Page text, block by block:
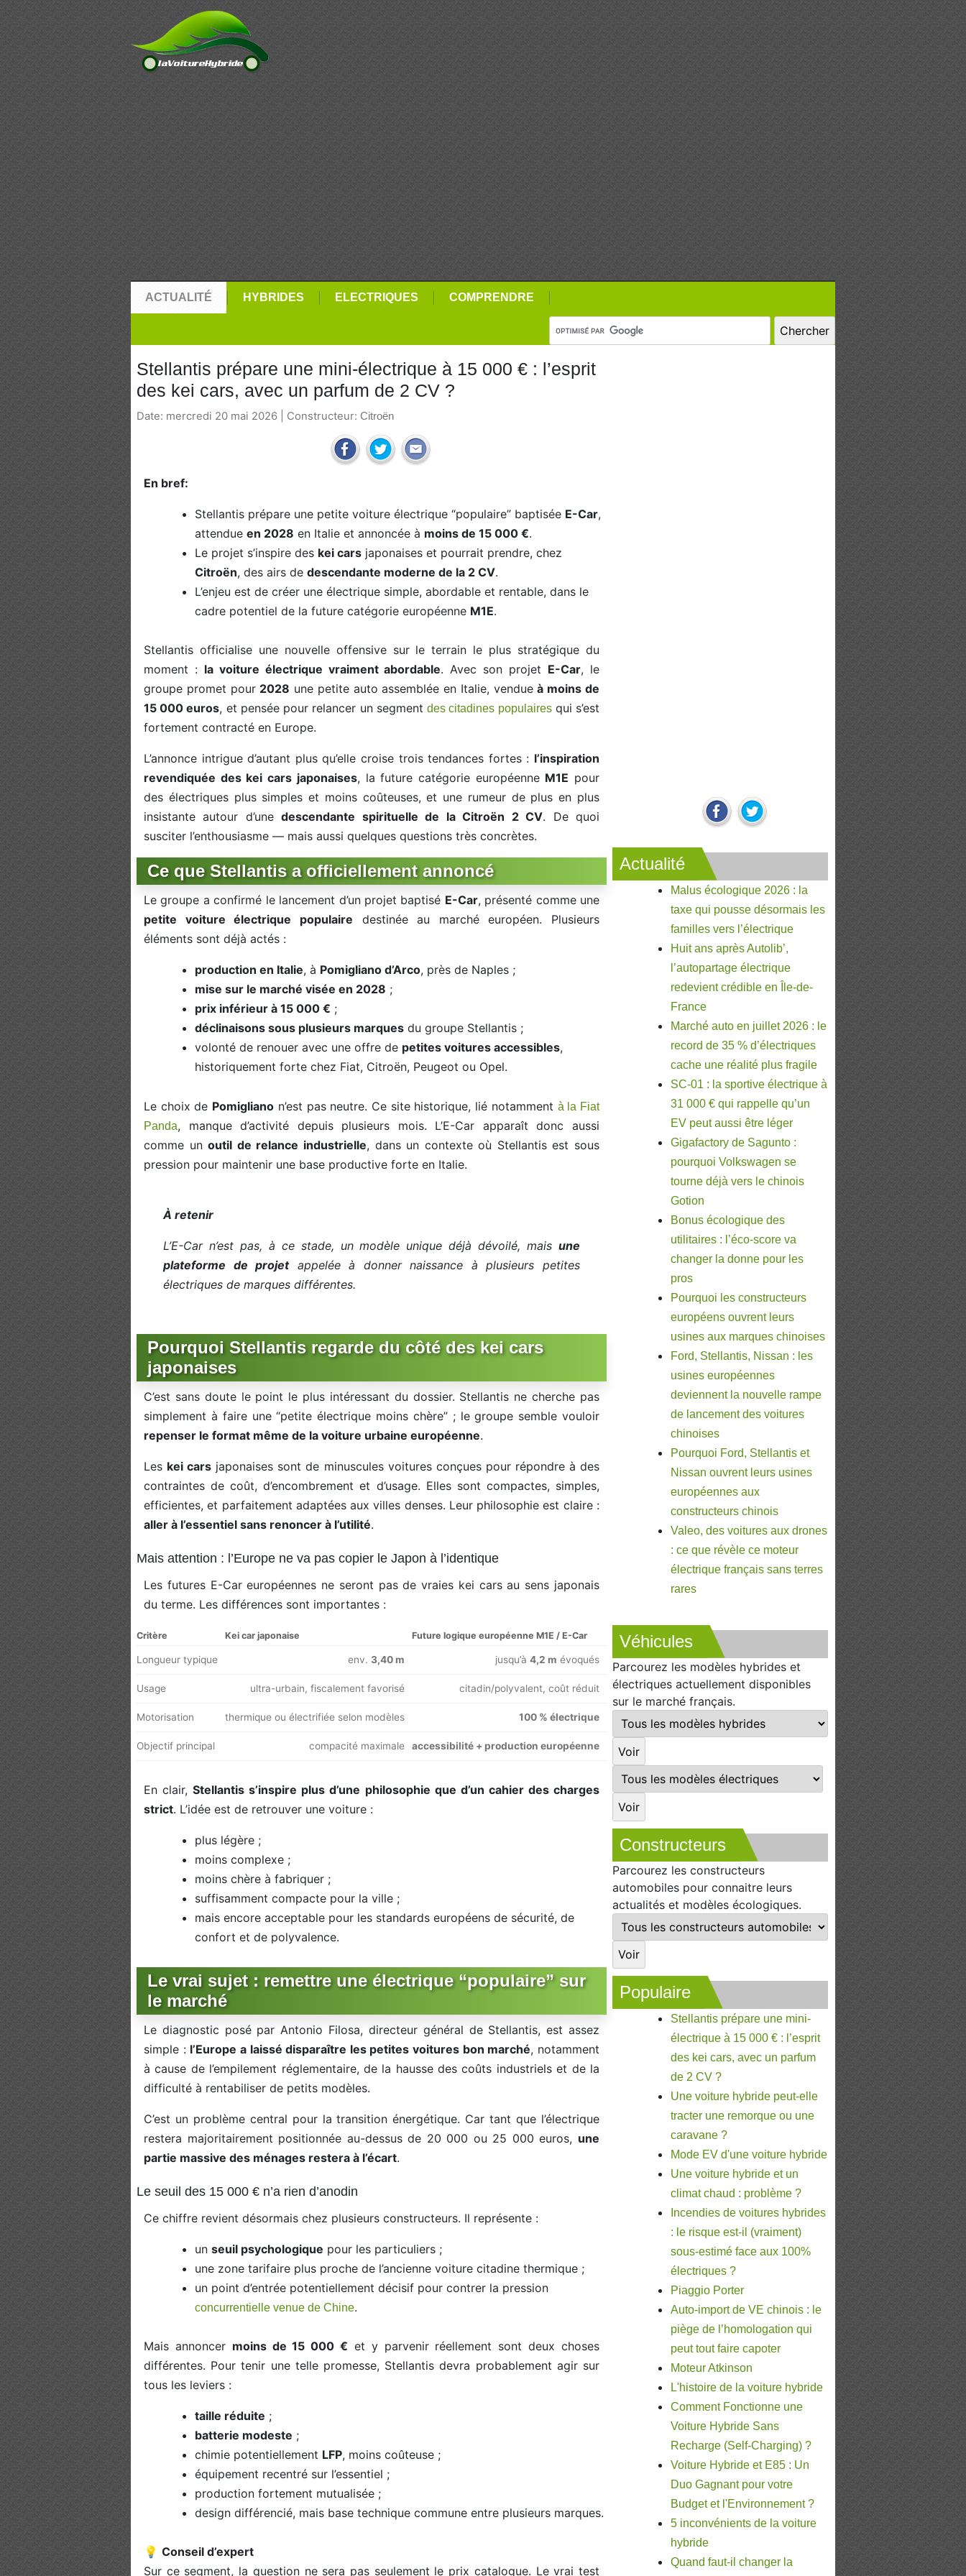
ACTUALITÉ HYBRIDES ELECTRIQUES COMPRENDRE
Stellantis prépare une mini-électrique à 15 000 € : l’esprit
des kei cars, avec un parfum de 2 CV ?
Date: mercredi 20 mai 2026 | Constructeur: Citroën
En bref:
Stellantis prépare une petite voiture électrique “populaire” baptisée E-Car,
attendueen 2028 en Italie et annoncée à moins de 15 000 €.
Le projet s’inspire des kei cars japonaises et pourrait prendre, chez
Citroën, des airs dedescendante moderne de la 2 CV.
L’enjeu est de créer une électrique simple, abordable et rentable, dans le
cadre potentiel de la future catégorie européenne M1E.
Stellantis officialise une nouvelle offensive sur le terrain le plus stratégique du
moment : la voiture électrique vraiment abordable. Avec son projet E-Car, le
groupe promet pour 2028 une petite auto assemblée en Italie, vendueà moins de
15 000 euros, et pensée pour relancer un segmentdes citadines populairesqui s’est
fortement contracté en Europe.
L’annonce intrigue d’autant plus qu’elle croise trois tendances fortes : l’inspiration
revendiquée des kei cars japonaises, la future catégorie européenne M1E pour
des électriques plus simples et moins coûteuses, et une rumeur de plus en plus
insistante autour d’unedescendante spirituelle de la Citroën 2 CV. De quoi
susciter l’enthousiasme — mais aussi quelques questions très concrètes.
Ce que Stellantis a officiellement annoncé
Le groupe a confirmé le lancement d’un projet baptisé E-Car, présenté comme une
petite voiture électrique populaire destinée au marché européen. Plusieurs
éléments sont déjà actés :
production en Italie, à Pomigliano d’Arco, près de Naples ;
mise sur le marché visée en 2028 ;
prix inférieur à 15 000 € ;
déclinaisons sous plusieurs marques du groupe Stellantis ;
volonté de renouer avec une offre de petites voitures accessibles,
historiquement forte chez Fiat, Citroën, Peugeot ou Opel.
Le choix de Pomigliano n’est pas neutre. Ce site historique, lié notamment à la Fiat
Panda, manque d’activité depuis plusieurs mois. L’E-Car apparaît donc aussi
comme unoutil de relance industrielle, dans un contexte où Stellantis est sous
pression pour maintenir une base productive forte en Italie.
À retenir
L’E-Car n’est pas, à ce stade, un modèle unique déjà dévoilé, mais une
plateforme de projetappelée à donner naissance à plusieurs petites
électriques de marques différentes.
Pourquoi Stellantis regarde du côté des kei cars
japonaises
C’est sans doute le point le plus intéressant du dossier. Stellantis ne cherche pas
simplement à faire une “petite électrique moins chère” ; le groupe semble vouloir
repenser le format même de la voiture urbaine européenne.
Les kei cars japonaises sont de minuscules voitures conçues pour répondre à des
contraintes de coût, d’encombrement et d’usage. Elles sont compactes, simples,
efficientes, et parfaitement adaptées aux villes denses. Leur philosophie est claire :
aller à l’essentiel sans renoncer à l’utilité.
Mais attention : l’Europe ne va pas copier le Japon à l’identique
Les futures E-Car européennes ne seront pas de vraies kei cars au sens japonais
du terme. Les différences sont importantes :
Critère Kei car japonaise Future logique européenne M1E / E-Car
Longueur typique env. 3,40 m jusqu’à 4,2 m évoqués
Usage ultra-urbain, fiscalement favorisé citadin/polyvalent, coût réduit
Motorisation thermique ou électrifiée selon modèles 100 % électrique
Objectif principal compacité maximale accessibilité + production européenne
En clair,Stellantis s’inspire plus d’une philosophie que d’un cahier des charges
strict. L’idée est de retrouver une voiture :
plus légère ;
moins complexe ;
moins chère à fabriquer ;
suffisamment compacte pour la ville ;
mais encore acceptable pour les standards européens de sécurité, de
confort et de polyvalence.
Le vrai sujet : remettre une électrique “populaire” sur
le marché
Le diagnostic posé par Antonio Filosa, directeur général de Stellantis, est assez
simple : l’Europe a laissé disparaître les petites voitures bon marché, notamment
à cause de l’empilement réglementaire, de la hausse des coûts industriels et de la
difficulté à rentabiliser de petits modèles.
C’est un problème central pour la transition énergétique. Car tant que l’électrique
restera majoritairement positionnée au-dessus de 20 000 ou 25 000 euros, une
partie massive des ménages restera à l’écart.
Le seuil des 15 000 € n’a rien d’anodin
Ce chiffre revient désormais chez plusieurs constructeurs. Il représente :
unseuil psychologique pour les particuliers ;
une zone tarifaire plus proche de l’ancienne voiture citadine thermique ;
un point d’entrée potentiellement décisif pour contrer la pression
concurrentielle venue de Chine.
Mais annoncer moins de 15 000 € et y parvenir réellement sont deux choses
différentes. Pour tenir une telle promesse, Stellantis devra probablement agir sur
tous les leviers :
taille réduite ;
batterie modeste ;
chimie potentiellement LFP, moins coûteuse ;
équipement recentré sur l’essentiel ;
production fortement mutualisée ;
design différencié, mais base technique commune entre plusieurs marques.
💡 Conseil d’expert
Sur ce segment, la question ne sera pas seulement le prix catalogue. Le vrai test
Actualité
Malus écologique 2026 : la
taxe qui pousse désormais les
familles vers l’électrique
Huit ans après Autolib’,
l’autopartage électrique
redevient crédible en Île-de-
France
Marché auto en juillet 2026 : le
record de 35 % d’électriques
cache une réalité plus fragile
SC-01 : la sportive électrique à
31 000 € qui rappelle qu’un
EV peut aussi être léger
Gigafactory de Sagunto :
pourquoi Volkswagen se
tourne déjà vers le chinois
Gotion
Bonus écologique des
utilitaires : l’éco-score va
changer la donne pour les
pros
Pourquoi les constructeurs
européens ouvrent leurs
usines aux marques chinoises
Ford, Stellantis, Nissan : les
usines européennes
deviennent la nouvelle rampe
de lancement des voitures
chinoises
Pourquoi Ford, Stellantis et
Nissan ouvrent leurs usines
européennes aux
constructeurs chinois
Valeo, des voitures aux drones
: ce que révèle ce moteur
électrique français sans terres
rares
Véhicules
Parcourez les modèles hybrides et
électriques actuellement disponibles
sur le marché français.
Constructeurs
Parcourez les constructeurs
automobiles pour connaitre leurs
actualités et modèles écologiques.
Populaire
Stellantis prépare une mini-
électrique à 15 000 € : l’esprit
des kei cars, avec un parfum
de 2 CV ?
Une voiture hybride peut-elle
tracter une remorque ou une
caravane ?
Mode EV d'une voiture hybride
Une voiture hybride et un
climat chaud : problème ?
Incendies de voitures hybrides
: le risque est-il (vraiment)
sous-estimé face aux 100%
électriques ?
Piaggio Porter
Auto-import de VE chinois : le
piège de l’homologation qui
peut tout faire capoter
Moteur Atkinson
L'histoire de la voiture hybride
Comment Fonctionne une
Voiture Hybride Sans
Recharge (Self-Charging) ?
Voiture Hybride et E85 : Un
Duo Gagnant pour votre
Budget et l'Environnement ?
5 inconvénients de la voiture
hybride
Quand faut-il changer la